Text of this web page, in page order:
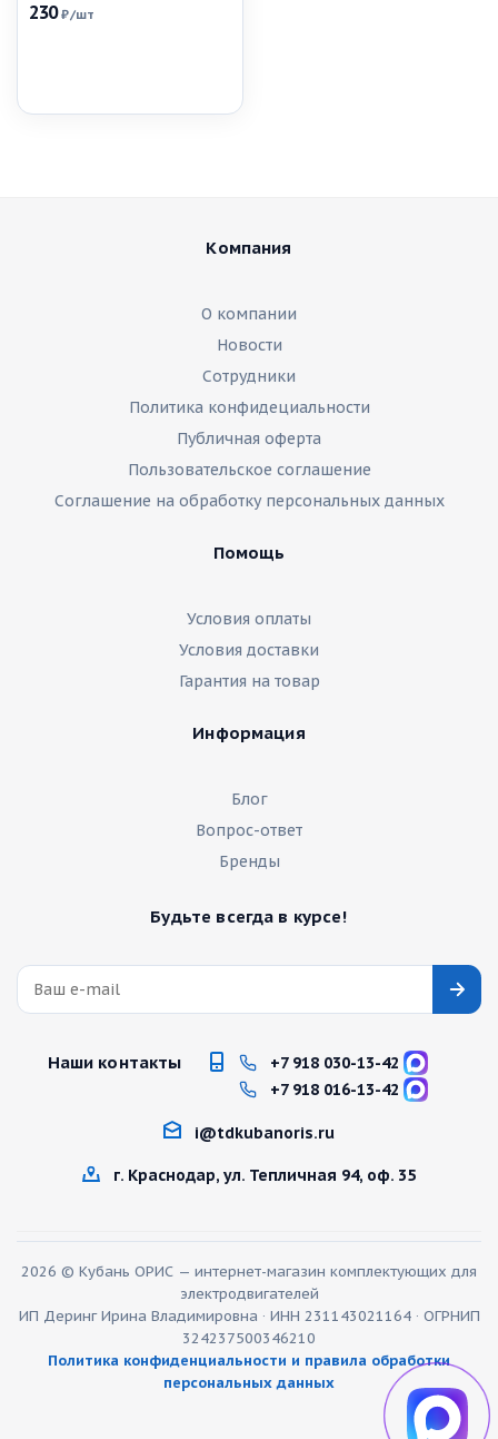
230₽/шт
Компания
О компании
Новости
Сотрудники
Политика конфидециальности
Публичная оферта
Пользовательское соглашение
Соглашение на обработку персональных данных
Помощь
Условия оплаты
Условия доставки
Гарантия на товар
Информация
Блог
Вопрос-ответ
Бренды
Будьте всегда в курсе!
Наши контакты
+7 918 030-13-42
+7 918 016-13-42
i@tdkubanoris.ru
г. Краснодар, ул. Тепличная 94, оф. 35
2026 © Кубань ОРИС — интернет-магазин комплектующих для
электродвигателей
ИП Деринг Ирина Владимировна · ИНН 231143021164 · ОГРНИП
324237500346210
Политика конфиденциальности и правила обработки
персональных данных